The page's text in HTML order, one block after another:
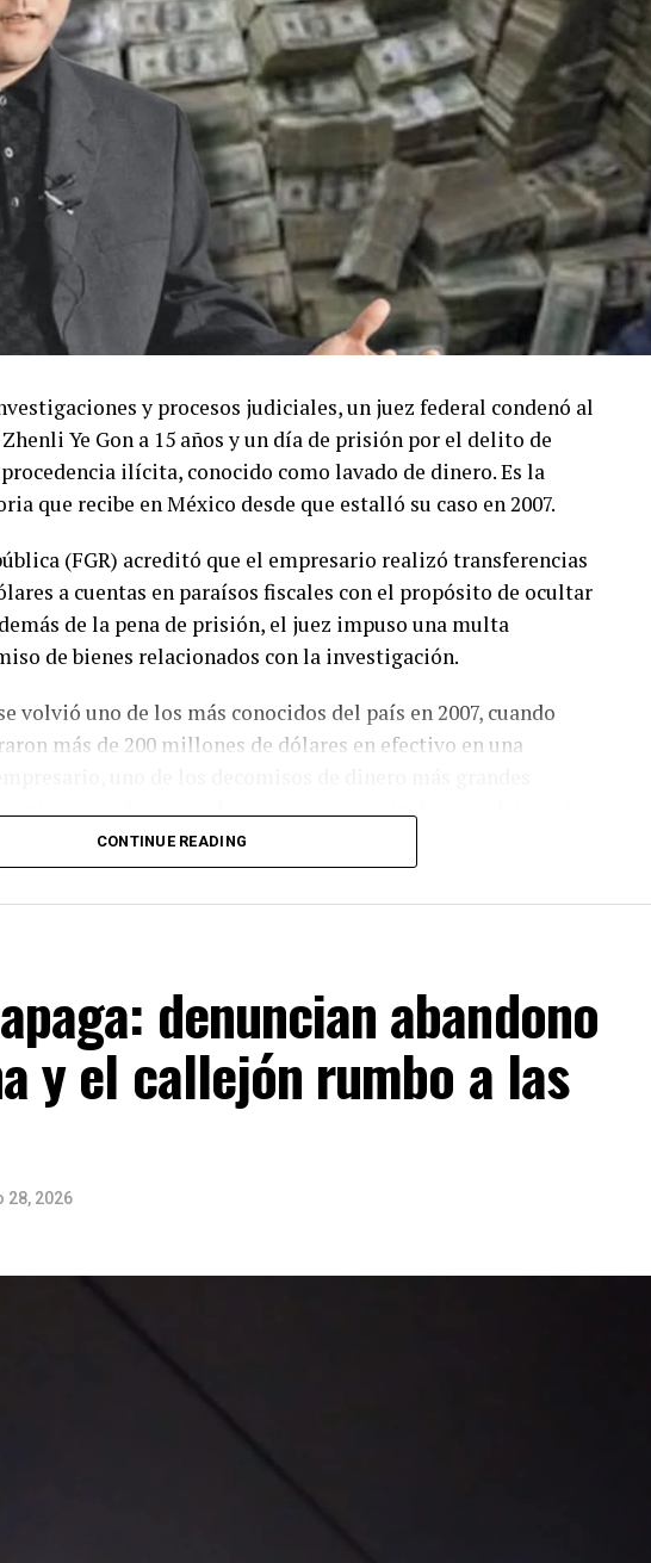
y procesos judiciales, un juez federal condenó al
Ye Gon a 15 años y un día de prisión por el delito de
ilícita, conocido como lavado de dinero. Es la
que recibe en México desde que estalló su caso en 2007.
(FGR) acreditó que el empresario realizó transferencias
a cuentas en paraísos fiscales con el propósito de ocultar
de la pena de prisión, el juez impuso una multa
de bienes relacionados con la investigación.
volvió uno de los más conocidos del país en 2007, cuando
más de 200 millones de dólares en efectivo en una
entonces enfrentó un largo proceso que incluyó su detención
extradición a territorio mexicano.
un paso importante en el caso, todavía existen otros
previstos, mientras las autoridades consideran este fallo un
marcó la historia reciente del país.
CONTINUE READING
denuncian abandono
y el callejón rumbo a las
28, 2026